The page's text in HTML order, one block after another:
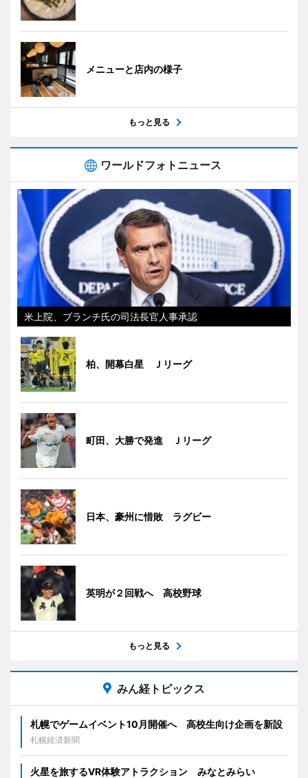
メニューと店内の様子
もっと見る
ワールドフォトニュース
米上院、ブランチ氏の司法長官人事承認
柏、開幕白星 Ｊリーグ
町田、大勝で発進 Ｊリーグ
日本、豪州に惜敗 ラグビー
英明が２回戦へ 高校野球
もっと見る
みん経トピックス
札幌でゲームイベント10月開催へ 高校生向け企画を新設
札幌経済新聞
火星を旅するVR体験アトラクション みなとみらい